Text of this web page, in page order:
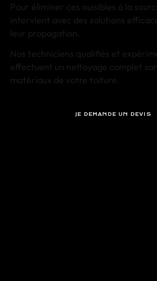
Pour éliminer ces nuisibles à la
intervient avec des solutions
leur propagation.
Nos techniciens qualifiés et
effectuent un nettoyage complet
matériaux de votre toiture.
JE DEMANDE UN DEVIS